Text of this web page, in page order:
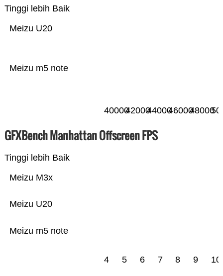
Tinggi lebih Baik
Meizu m5 note
Meizu U20
4000042000440004600048000
GFXBench Manhattan Offscreen FPS
Tinggi lebih Baik
Meizu m5 note
Meizu U20
Meizu M3x
4 5 6 7 8 9 10